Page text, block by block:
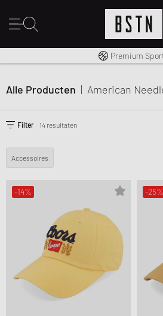
Gratis verzending naar
Premium
14 dagen recht
Alle Producten | American
Filter 14 resultaten
Accessoires
-14% -25%